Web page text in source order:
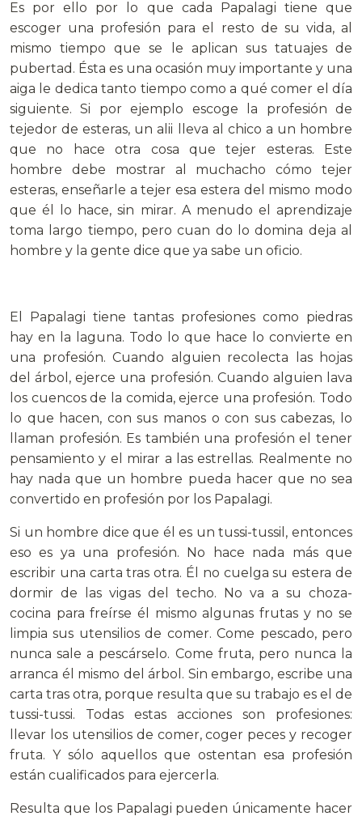
Es por ello por lo que cada Papalagi tiene que
escoger una profesión para el resto de su vida, al
mismo tiempo que se le aplican sus tatuajes de
pubertad. Ésta es una ocasión muy importante y una
aiga le dedica tanto tiempo como a qué comer el día
siguiente. Si por ejemplo escoge la profesión de
tejedor de esteras, un alii lleva al chico a un hombre
que no hace otra cosa que tejer esteras. Este
hombre debe mostrar al muchacho cómo tejer
esteras, enseñarle a tejer esa estera del mismo modo
que él lo hace, sin mirar. A menudo el aprendizaje
toma largo tiempo, pero cuan do lo domina deja al
hombre y la gente dice que ya sabe un oficio.
El Papalagi tiene tantas profesiones como piedras
hay en la laguna. Todo lo que hace lo convierte en
una profesión. Cuando alguien recolecta las hojas
del árbol, ejerce una profesión. Cuando alguien lava
los cuencos de la comida, ejerce una profesión. Todo
lo que hacen, con sus manos o con sus cabezas, lo
llaman profesión. Es también una profesión el tener
pensamiento y el mirar a las estrellas. Realmente no
hay nada que un hombre pueda hacer que no sea
convertido en profesión por los Papalagi.
Si un hombre dice que él es un tussi-tussil, entonces
eso es ya una profesión. No hace nada más que
escribir una carta tras otra. Él no cuelga su estera de
dormir de las vigas del techo. No va a su choza-
cocina para freírse él mismo algunas frutas y no se
limpia sus utensilios de comer. Come pescado, pero
nunca sale a pescárselo. Come fruta, pero nunca la
arranca él mismo del árbol. Sin embargo, escribe una
carta tras otra, porque resulta que su trabajo es el de
tussi-tussi. Todas estas acciones son profesiones:
llevar los utensilios de comer, coger peces y recoger
fruta. Y sólo aquellos que ostentan esa profesión
están cualificados para ejercerla.
Resulta que los Papalagi pueden únicamente hacer